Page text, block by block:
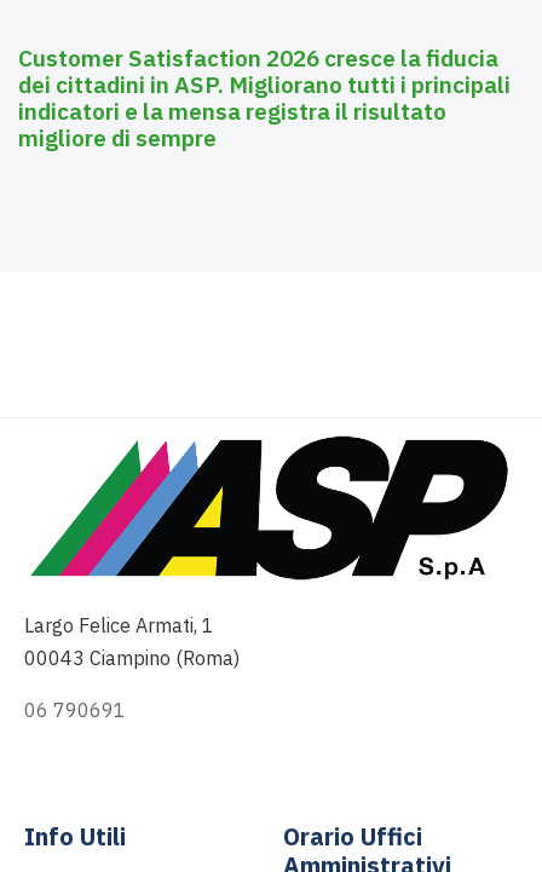
Customer Satisfaction 2026 cresce la fiducia
dei cittadini in ASP. Migliorano tutti i principali
indicatori e la mensa registra il risultato
migliore di sempre
Largo Felice Armati, 1
00043 Ciampino (Roma)
06 790691
Info Utili
Orario Uffici
Amministrativi